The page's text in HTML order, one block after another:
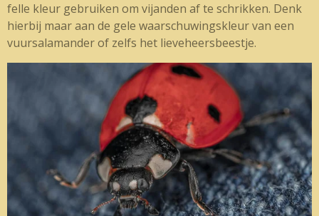
felle kleur gebruiken om vijanden af te schrikken. Denk
hierbij maar aan de gele waarschuwingskleur van een
vuursalamander of zelfs het lieveheersbeestje.